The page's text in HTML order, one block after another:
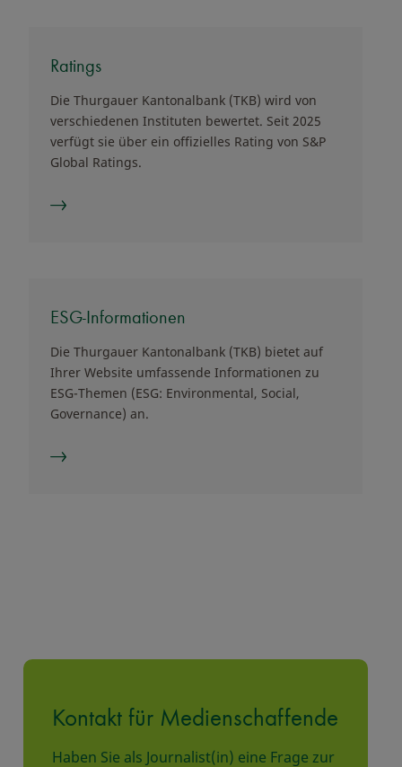
Ratings
Die Thurgauer Kantonalbank (TKB) wird von
verschiedenen Instituten bewertet. Seit 2025
verfügt sie über ein offizielles Rating von S&P
Global Ratings.
ESG-Informationen
Die Thurgauer Kantonalbank (TKB) bietet auf
Ihrer Website umfassende Informationen zu
ESG-Themen (ESG: Environmental, Social,
Governance) an.
Kontakt für Medienschaffende
Haben Sie als Journalist(in) eine Frage zur